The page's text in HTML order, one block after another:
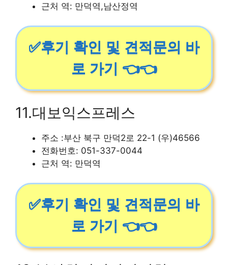
근처 역: 만덕역,남산정역
✅후기 확인 및 견적문의 바
로 가기 👈👈
11.대보익스프레스
주소 :부산 북구 만덕2로 22-1 (우)46566
전화번호: 051-337-0044
근처 역: 만덕역
✅후기 확인 및 견적문의 바
로 가기 👈👈